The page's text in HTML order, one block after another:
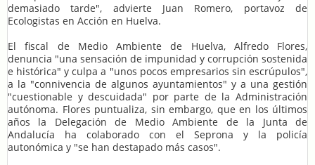
demasiado tarde", advierte Juan Romero, portavoz de
Ecologistas en Acción en Huelva.
El fiscal de Medio Ambiente de Huelva, Alfredo Flores,
denuncia "una sensación de impunidad y corrupción sostenida
e histórica" y culpa a "unos pocos empresarios sin escrúpulos",
a la "connivencia de algunos ayuntamientos" y a una gestión
"cuestionable y descuidada" por parte de la Administración
autónoma. Flores puntualiza, sin embargo, que en los últimos
años la Delegación de Medio Ambiente de la Junta de
Andalucía ha colaborado con el Seprona y la policía
autonómica y "se han destapado más casos".